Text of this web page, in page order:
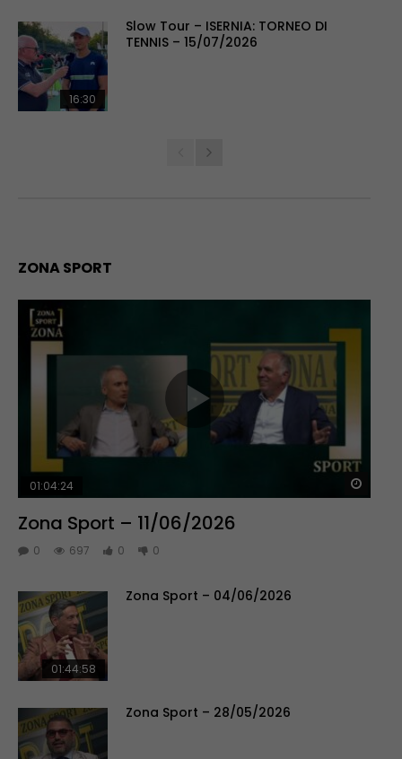
16:30
Slow Tour – ISERNIA: TORNEO DI
TENNIS – 15/07/2026
ZONA SPORT
01:04:24
Zona Sport – 11/06/2026
0 697 0 0
01:44:58
Zona Sport – 04/06/2026
Zona Sport – 28/05/2026